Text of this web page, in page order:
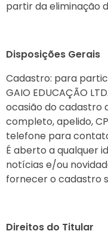
partir da eliminação
Disposições Gerais
Cadastro: para
GAIO EDUCAÇÃO
ocasião do cadastro
completo, apelido,
telefone para
É aberto a qualquer
notícias e/ou
fornecer o cadastro
Direitos do Titular